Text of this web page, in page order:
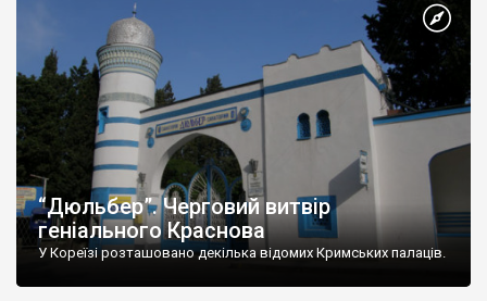
“Дюльбер”. Черговий витвір
геніального Краснова
У Кореїзі розташовано декілька відомих Кримських палаців.